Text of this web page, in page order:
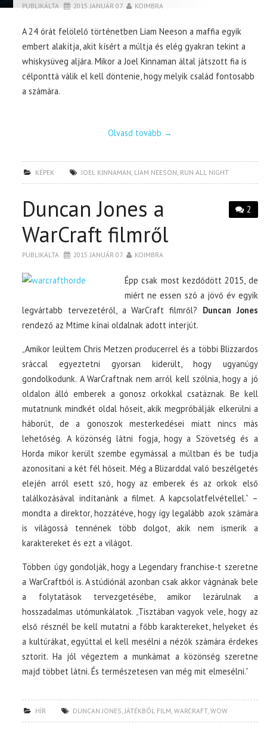
PUBLIKÁLTA 2015. JANUÁR 07. KOIMBRA
A 24 órát felölelő történetben Liam Neeson a maffia egyik
embert alakítja, akit kísért a múltja és elég gyakran tekint a
whiskysüveg aljára. Mikor a Joel Kinnaman által játszott fia is
célponttá válik el kell döntenie, hogy melyik család fontosabb
a számára.
Olvasd tovább →
KÉPEK JOEL KINNAMAN LIAM NEESON RUN ALL NIGHT
2
Duncan Jones a
WarCraft filmről
PUBLIKÁLTA 2015. JANUÁR 07. KOIMBRA
Épp csak most kezdődött 2015, de
miért ne essen szó a jövő év egyik
legvártabb tervezetéről, a WarCraft filmről? Duncan Jones
rendező az Mtime kínai oldalnak adott interjút.
„Amikor leültem Chris Metzen producerrel és a többi Blizzardos
sráccal egyeztetni gyorsan kiderült, hogy ugyanúgy
gondolkodunk. A WarCraftnak nem arról kell szólnia, hogy a jó
oldalon álló emberek a gonosz orkokkal csatáznak. Be kell
mutatnunk mindkét oldal hőseit, akik megpróbálják elkerülni a
háborút, de a gonoszok mesterkedései miatt nincs más
lehetőség. A közönség látni fogja, hogy a Szövetség és a
Horda mikor került szembe egymással a múltban és be tudja
azonosítani a két fél hőseit. Még a Blizarddal való beszélgetés
elején arról esett szó, hogy az emberek és az orkok első
találkozásával indítanánk a filmet. A kapcsolatfelvétellel.” –
mondta a direktor, hozzátéve, hogy így legalább azok számára
is világossá tennének több dolgot, akik nem ismerik a
karaktereket és ezt a világot.
Többen úgy gondolják, hogy a Legendary franchise-t szeretne
a WarCraftból is. A stúdiónál azonban csak akkor vágnának bele
a folytatások tervezgetésébe, amikor lezárulnak a
hosszadalmas utómunkálatok. „Tisztában vagyok vele, hogy az
első résznél be kell mutatni a főbb karaktereket, helyeket és
a kultúrákat, egyúttal el kell mesélni a nézők számára érdekes
sztorit. Ha jól végeztem a munkámat a közönség szeretne
majd többet látni. És természetesen van még mit elmesélni.”
HÍR DUNCAN JONES JÁTÉKBÓL FILM ,WARCRAFT,WOW